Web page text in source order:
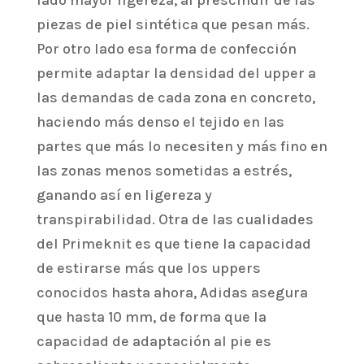
piezas de piel sintética que pesan más.
Por otro lado esa forma de confección
permite adaptar la densidad del upper a
las demandas de cada zona en concreto,
haciendo más denso el tejido en las
partes que más lo necesiten y más fino en
las zonas menos sometidas a estrés,
ganando así en ligereza y
transpirabilidad. Otra de las cualidades
del Primeknit es que tiene la capacidad
de estirarse más que los uppers
conocidos hasta ahora, Adidas asegura
que hasta 10 mm, de forma que la
capacidad de adaptación al pie es